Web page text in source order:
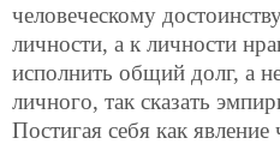
человеческому
личности, а к личности
исполнить общий долг, а
личного, так сказать
Постигая себя как явление